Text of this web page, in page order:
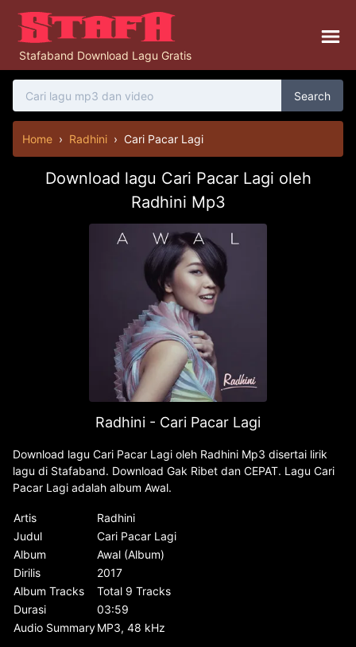
Stafaband Download Lagu Gratis
Search
Home › Radhini › Cari Pacar Lagi
Download lagu Cari Pacar Lagi oleh
Radhini Mp3
Radhini - Cari Pacar Lagi
Download lagu Cari Pacar Lagi oleh Radhini Mp3 disertai lirik
lagu di Stafaband. Download Gak Ribet dan CEPAT. Lagu Cari
Pacar Lagi adalah album Awal.
Artis
Radhini
Judul
Cari Pacar Lagi
Album
Awal (Album)
Dirilis
2017
Album Tracks
Total 9 Tracks
Durasi
03:59
Audio SummaryMP3, 48 kHz